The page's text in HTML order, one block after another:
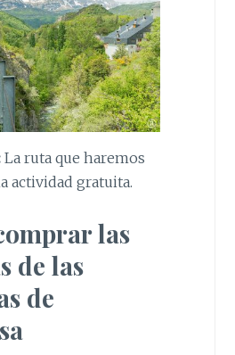
La ruta que haremos
actividad gratuita.
las
de las
de